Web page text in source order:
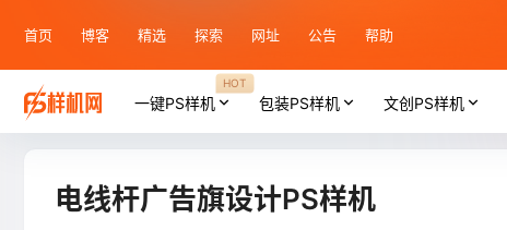
首页 博客 精选 探索 网址 公告 帮助
一键PS样机
HOT
包装PS样机 文创PS样机
电线杆广告旗设计PS样机